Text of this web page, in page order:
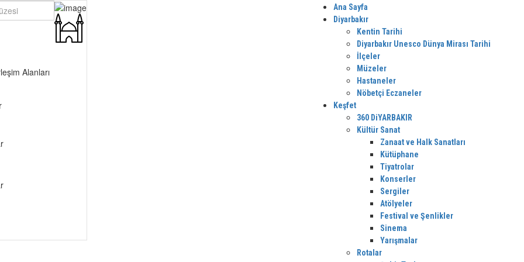
Alanları
Ana Sayfa
Diyarbakır
Kentin Tarihi
Diyarbakır Unesco Dünya Mirası Tarihi
İlçeler
Müzeler
Hastaneler
Nöbetçi Eczaneler
Keşfet
360 DiYARBAKIR
Kültür Sanat
Zanaat ve Halk Sanatları
Kütüphane
Tiyatrolar
Konserler
Sergiler
Atölyeler
Festival ve Şenlikler
Sinema
Yarışmalar
Rotalar